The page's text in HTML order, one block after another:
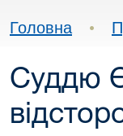
Головна •
Суддю